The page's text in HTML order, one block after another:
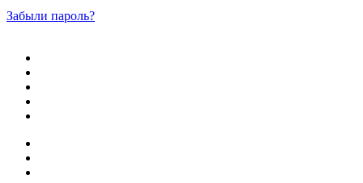
Забыли пароль?